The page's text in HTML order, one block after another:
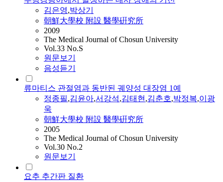
김은영,박상기
朝鮮大學校 附設 醫學硏究所
2009
The Medical Journal of Chosun University
Vol.33 No.S
원문보기
음성듣기
류마티스 관절염과 동반된 궤양성 대장염 1예
정종필,김윤아,서강석,김태현,김춘호,박정복,이광
욱
朝鮮大學校 附設 醫學硏究所
2005
The Medical Journal of Chosun University
Vol.30 No.2
원문보기
요추 추간판 질환